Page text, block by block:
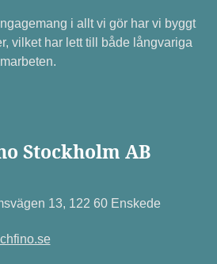
i allt vi gör har vi byggt
vilket har lett till både långvariga
Stockholm AB
13, 122 60 Enskede